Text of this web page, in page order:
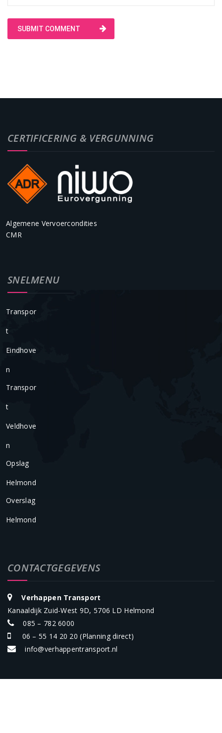
CERTIFICERING & VERGUNNING
Algemene Vervoercondities
CMR
SNELMENU
Transpor
T
Eindhove
N
Transpor
T
Veldhove
N
Opslag
Helmond
Overslag
Helmond
CONTACTGEGEVENS
Verhappen Transport
Kanaaldijk Zuid-West 9D, 5706 LD Helmond
085 – 782 6000
06 – 55 14 20 20 (Planning direct)
info@verhappentransport.nl